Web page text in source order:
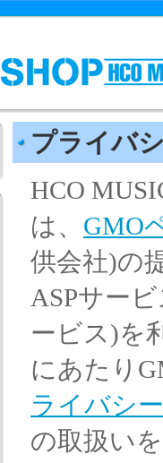
プライバ
HCO
は、 GMO
供会社)の
ASPサー
ービス)を
にあたり
ライバシ
の取扱い